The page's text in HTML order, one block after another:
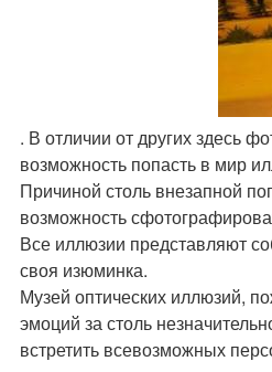
. В отличии от других здесь
возможность попасть в мир
Причиной столь внезапной
возможность
Все иллюзии представляют
своя изюминка.
Музей оптических иллюзий,
эмоций за столь
встретить всевозможных